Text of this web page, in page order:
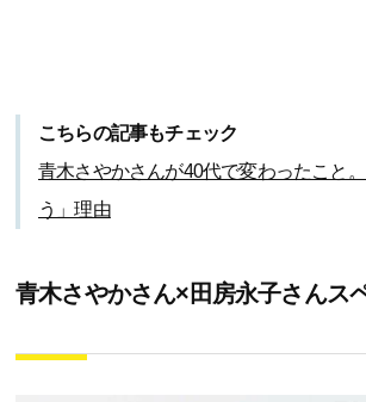
こちらの記事もチェック
青木さやかさんが40代で変わったこと
う」理由
青木さやかさん×田房永子さんス